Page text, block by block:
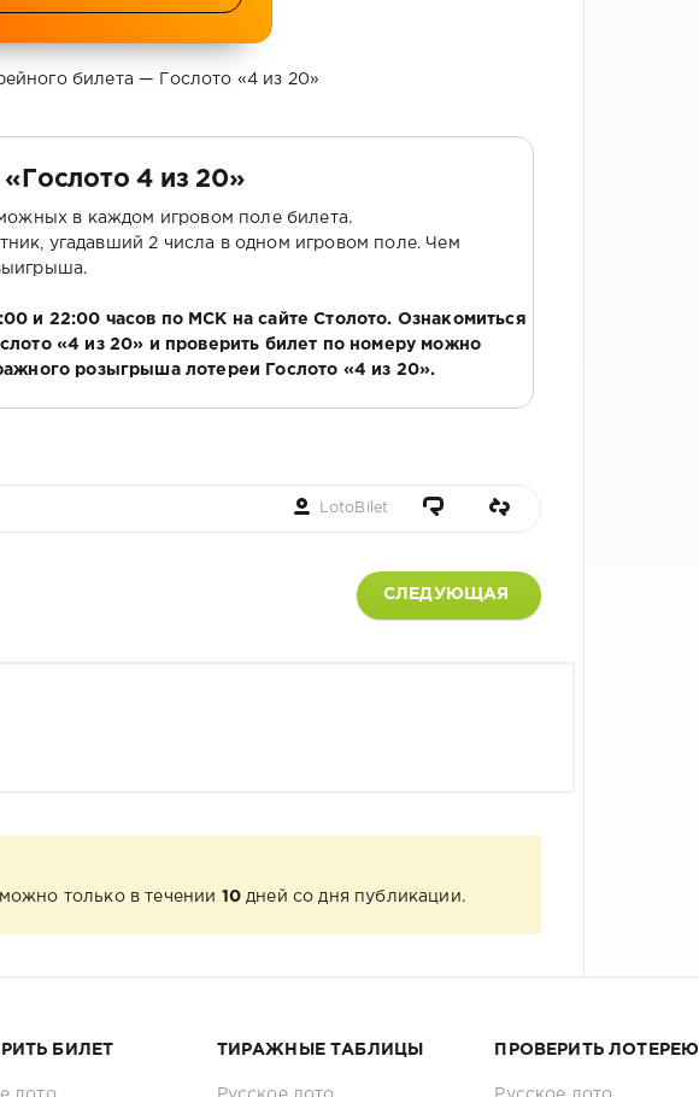
билета — Гослото «4 из 20»
4 из 20»
в каждом игровом поле билета.
угадавший 2 числа в одном игровом поле. Чем
и 22:00 часов по МСК на сайте Столото. Ознакомиться
«4 из 20» и проверить билет по номеру можно
розыгрыша лотереи Гослото «4 из 20».
LotoBilet
СЛЕДУЮЩАЯ
только в течении 10дней со дня публикации.
БИЛЕТ ТИРАЖНЫЕ ТАБЛИЦЫ ПРОВЕРИТЬ ЛОТЕРЕЮ